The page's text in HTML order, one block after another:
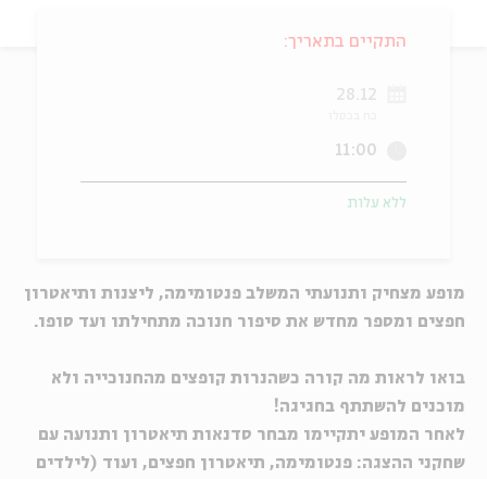
מופע מצחיק ותנועתי המשלב פנטומימה, ליצנות ותיאטרון
חפצים ומספר מחדש את סיפור חנוכה מתחילתו ועד סופו.
בואו לראות מה קורה כשהנרות קופצים מהחנוכייה ולא
מוכנים להשתתף בחגיגה!
לאחר המופע יתקיימו מבחר סדנאות תיאטרון ותנועה עם
שחקני ההצגה: פנטומימה, תיאטרון חפצים, ועוד (לילדים
התקיים בתאריך:
28.12
11:00
ללא עלות